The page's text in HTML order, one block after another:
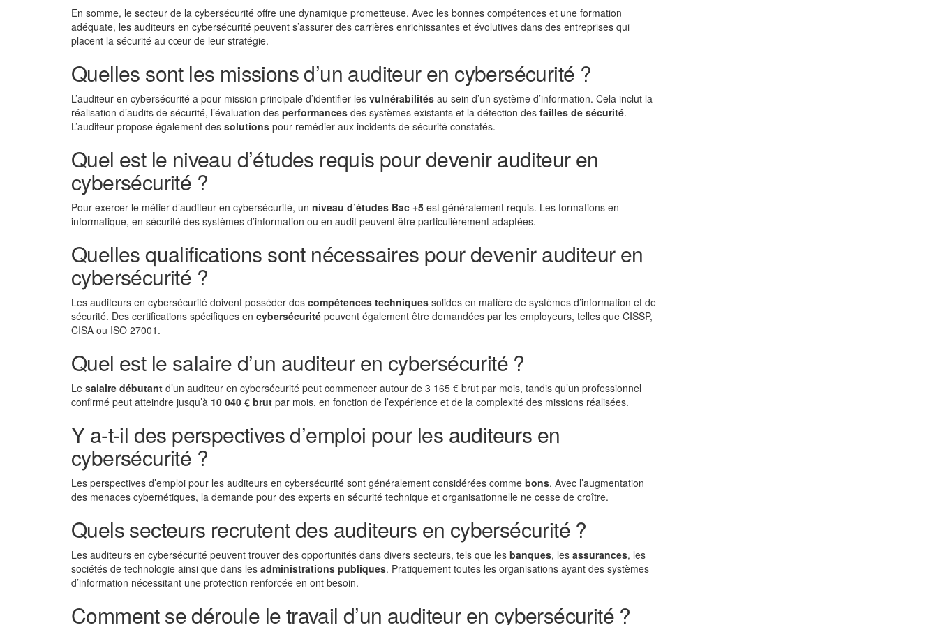
En somme, le secteur de la cybersécurité offre une dynamique prometteuse. Avec les bonnes compétences et une formation
adéquate, les auditeurs en cybersécurité peuvent s’assurer des carrières enrichissantes et évolutives dans des entreprises qui
placent la sécurité au cœur de leur stratégie.
Quelles sont les missions d’un auditeur en cybersécurité ?
L’auditeur en cybersécurité a pour mission principale d’identifier les vulnérabilités au sein d’un système d’information. Cela inclut la
réalisation d’audits de sécurité, l’évaluation des performances des systèmes existants et la détection des failles de sécurité.
L’auditeur propose également des solutions pour remédier aux incidents de sécurité constatés.
Quel est le niveau d’études requis pour devenir auditeur en
cybersécurité ?
Pour exercer le métier d’auditeur en cybersécurité, un niveau d’études Bac +5 est généralement requis. Les formations en
informatique, en sécurité des systèmes d’information ou en audit peuvent être particulièrement adaptées.
Quelles qualifications sont nécessaires pour devenir auditeur en
cybersécurité ?
Les auditeurs en cybersécurité doivent posséder des compétences techniques solides en matière de systèmes d’information et de
sécurité. Des certifications spécifiques en cybersécurité peuvent également être demandées par les employeurs, telles que CISSP,
CISA ou ISO 27001.
Quel est le salaire d’un auditeur en cybersécurité ?
Le salaire débutant d’un auditeur en cybersécurité peut commencer autour de 3 165 € brut par mois, tandis qu’un professionnel
confirmé peut atteindre jusqu’à 10 040 € brut par mois, en fonction de l’expérience et de la complexité des missions réalisées.
Y a-t-il des perspectives d’emploi pour les auditeurs en
cybersécurité ?
Les perspectives d’emploi pour les auditeurs en cybersécurité sont généralement considérées comme bons. Avec l’augmentation
des menaces cybernétiques, la demande pour des experts en sécurité technique et organisationnelle ne cesse de croître.
Quels secteurs recrutent des auditeurs en cybersécurité ?
Les auditeurs en cybersécurité peuvent trouver des opportunités dans divers secteurs, tels que les banques, les assurances, les
sociétés de technologie ainsi que dans les administrations publiques. Pratiquement toutes les organisations ayant des systèmes
d’information nécessitant une protection renforcée en ont besoin.
Comment se déroule le travail d’un auditeur en cybersécurité ?